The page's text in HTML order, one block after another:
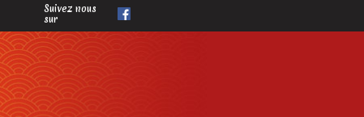
Suivez nous
sur